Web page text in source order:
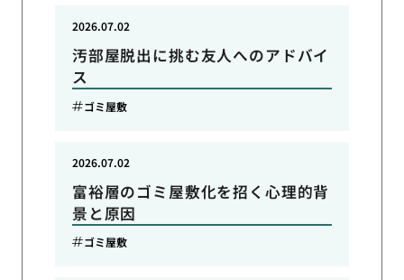
汚部屋脱出に挑む友人へのアドバイ
ス
2026.07.02
ゴミ屋敷
富裕層のゴミ屋敷化を招く心理的背
景と原因
2026.07.02
ゴミ屋敷